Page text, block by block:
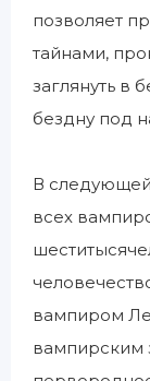
позволяет
тайнами,
заглянуть в
бездну под
В следующей
всех
вампиром
вампирским